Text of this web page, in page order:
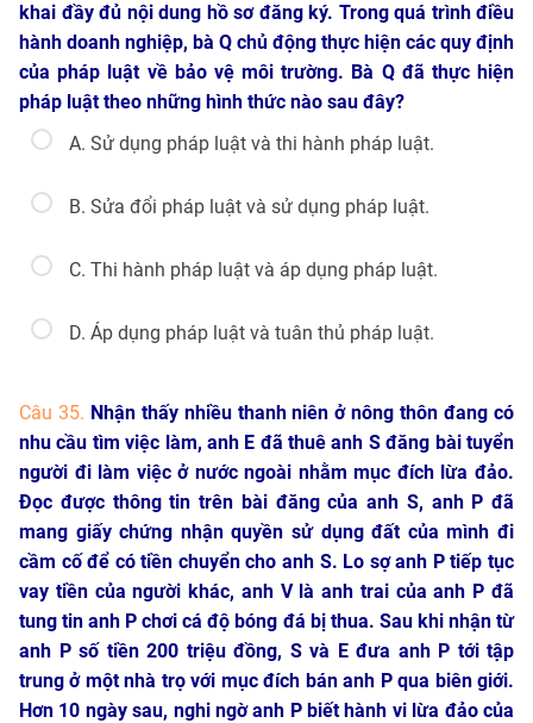
khai đầy đủ nội dung hồ sơ đăng ký. Trong quá trình điều
hành doanh nghiệp, bà Q chủ động thực hiện các quy định
của pháp luật về bảo vệ môi trường. Bà Q đã thực hiện
pháp luật theo những hình thức nào sau đây?
A. Sử dụng pháp luật và thi hành pháp luật.
B. Sửa đổi pháp luật và sử dụng pháp luật.
C. Thi hành pháp luật và áp dụng pháp luật.
D. Áp dụng pháp luật và tuân thủ pháp luật.
Câu 35. Nhận thấy nhiều thanh niên ở nông thôn đang có
nhu cầu tìm việc làm, anh E đã thuê anh S đăng bài tuyển
người đi làm việc ở nước ngoài nhằm mục đích lừa đảo.
Đọc được thông tin trên bài đăng của anh S, anh P đã
mang giấy chứng nhận quyền sử dụng đất của mình đi
cầm cố để có tiền chuyển cho anh S. Lo sợ anh P tiếp tục
vay tiền của người khác, anh V là anh trai của anh P đã
tung tin anh P chơi cá độ bóng đá bị thua. Sau khi nhận từ
anh P số tiền 200 triệu đồng, S và E đưa anh P tới tập
trung ở một nhà trọ với mục đích bán anh P qua biên giới.
Hơn 10 ngày sau, nghi ngờ anh P biết hành vi lừa đảo của